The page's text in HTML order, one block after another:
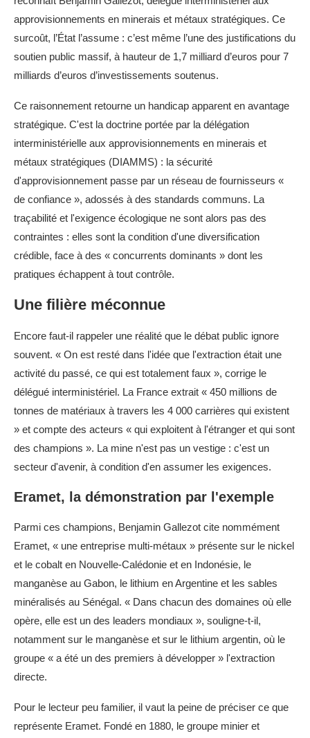
approvisionnements en minerais et métaux stratégiques. Ce
surcoût, l’État l’assume : c’est même l’une des justifications du
soutien public massif, à hauteur de 1,7 milliard d’euros pour 7
milliards d’euros d’investissements soutenus.
Ce raisonnement retourne un handicap apparent en avantage
stratégique. C'est la doctrine portée par la délégation
interministérielle aux approvisionnements en minerais et
métaux stratégiques (DIAMMS) : la sécurité
d'approvisionnement passe par un réseau de fournisseurs «
de confiance », adossés à des standards communs. La
traçabilité et l'exigence écologique ne sont alors pas des
contraintes : elles sont la condition d'une diversification
crédible, face à des « concurrents dominants » dont les
pratiques échappent à tout contrôle.
Une filière méconnue
Encore faut-il rappeler une réalité que le débat public ignore
souvent. « On est resté dans l'idée que l'extraction était une
activité du passé, ce qui est totalement faux », corrige le
délégué interministériel. La France extrait « 450 millions de
tonnes de matériaux à travers les 4 000 carrières qui existent
» et compte des acteurs « qui exploitent à l'étranger et qui sont
des champions ». La mine n'est pas un vestige : c'est un
secteur d'avenir, à condition d'en assumer les exigences.
Eramet, la démonstration par l'exemple
Parmi ces champions, Benjamin Gallezot cite nommément
Eramet, « une entreprise multi-métaux » présente sur le nickel
et le cobalt en Nouvelle-Calédonie et en Indonésie, le
manganèse au Gabon, le lithium en Argentine et les sables
minéralisés au Sénégal. « Dans chacun des domaines où elle
opère, elle est un des leaders mondiaux », souligne-t-il,
notamment sur le manganèse et sur le lithium argentin, où le
groupe « a été un des premiers à développer » l'extraction
directe.
Pour le lecteur peu familier, il vaut la peine de préciser ce que
représente Eramet. Fondé en 1880, le groupe minier et